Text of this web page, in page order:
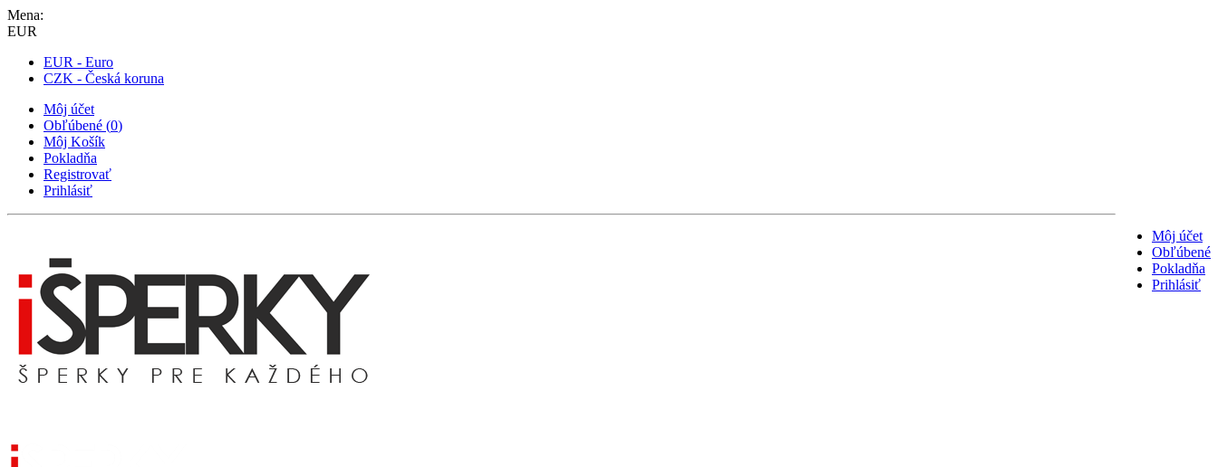
Mena:
EUR
EUR - Euro
CZK - Česká koruna
Môj účet
Obľúbené (0)
Môj Košík
Pokladňa
Registrovať
Prihlásiť
Môj účet
Obľúbené
Pokladňa
Prihlásiť